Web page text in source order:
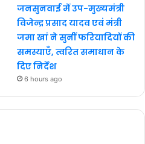
जनसुनवाई में उप-मुख्यमंत्री
विजेन्द्र प्रसाद यादव एवं मंत्री
जमा खां ने सुनीं फरियादियों की
समस्याएँ, त्वरित समाधान के
दिए निर्देश
6 hours ago